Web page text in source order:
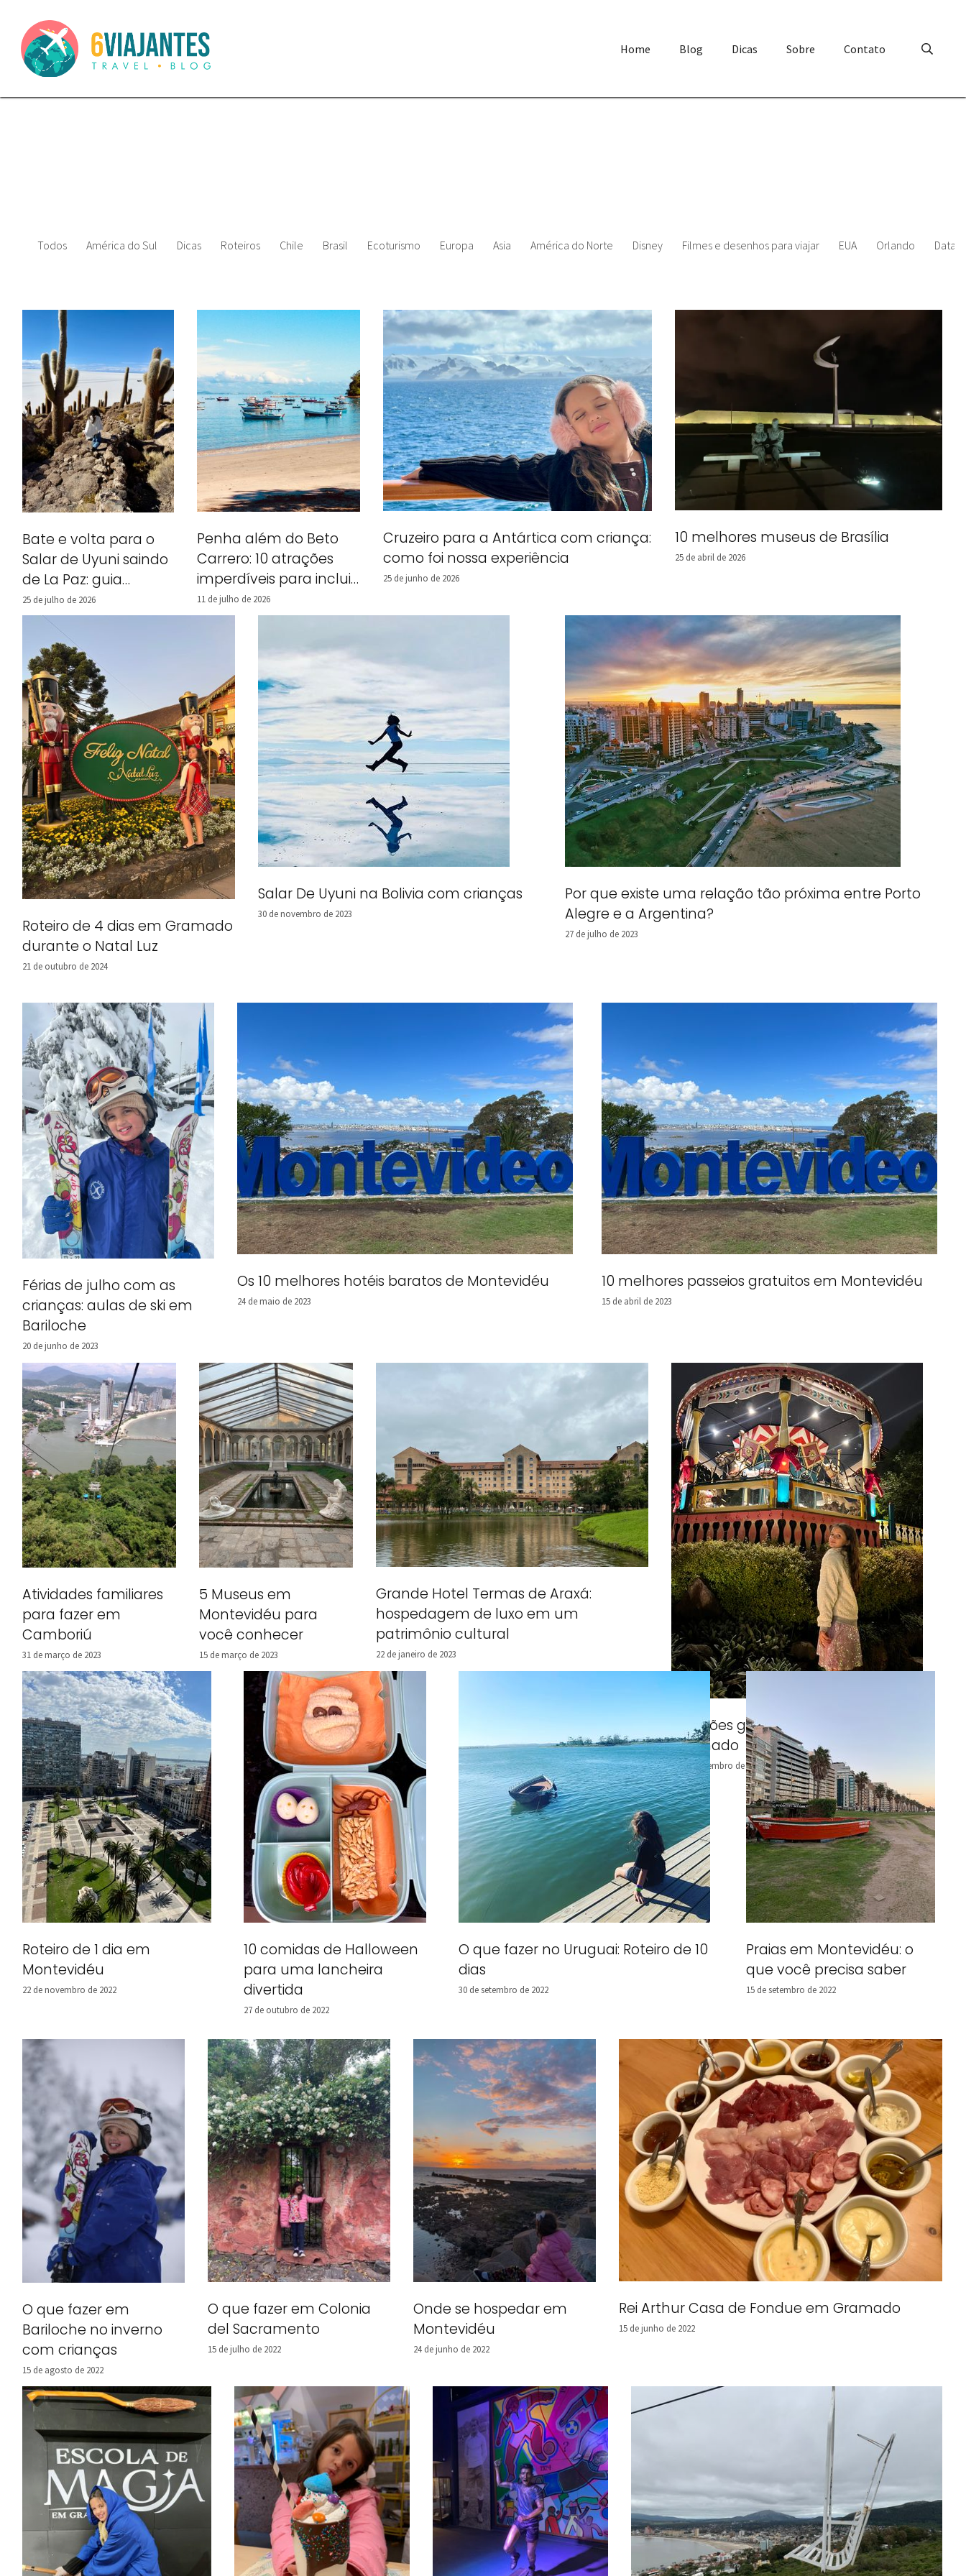
Home Blog Dicas Sobre Contato
Todos América do Sul Dicas Roteiros Chile Brasil Ecoturismo Europa Asia América do Norte Disney Filmes e desenhos para viajar EUA Orlando Datas
Bate e volta para o
Salar de Uyuni saindo
de La Paz: guia
completo + dicas
25 de julho de 2026
Penha além do Beto
Carrero: 10 atrações
imperdíveis para incluir
no seu roteiro
11 de julho de 2026
Cruzeiro para a Antártica com criança:
como foi nossa experiência
25 de junho de 2026
10 melhores museus de Brasília
25 de abril de 2026
Roteiro de 4 dias em Gramado
durante o Natal Luz
21 de outubro de 2024
Salar De Uyuni na Bolivia com crianças
30 de novembro de 2023
Por que existe uma relação tão próxima entre Porto
Alegre e a Argentina?
27 de julho de 2023
Férias de julho com as
crianças: aulas de ski em
Bariloche
20 de junho de 2023
Os 10 melhores hotéis baratos de Montevidéu
24 de maio de 2023
10 melhores passeios gratuitos em Montevidéu
15 de abril de 2023
Atividades familiares
para fazer em
Camboriú
31 de março de 2023
5 Museus em
Montevidéu para
você conhecer
15 de março de 2023
Grande Hotel Termas de Araxá:
hospedagem de luxo em um
patrimônio cultural
22 de janeiro de 2023
Atrações gratuitas no Natal Luz de
Gramado
15 de dezembro de 2022
Roteiro de 1 dia em
Montevidéu
22 de novembro de 2022
10 comidas de Halloween
para uma lancheira
divertida
27 de outubro de 2022
O que fazer no Uruguai: Roteiro de 10
dias
30 de setembro de 2022
Praias em Montevidéu: o
que você precisa saber
15 de setembro de 2022
O que fazer em
Bariloche no inverno
com crianças
15 de agosto de 2022
O que fazer em Colonia
del Sacramento
15 de julho de 2022
Onde se hospedar em
Montevidéu
24 de junho de 2022
Rei Arthur Casa de Fondue em Gramado
15 de junho de 2022